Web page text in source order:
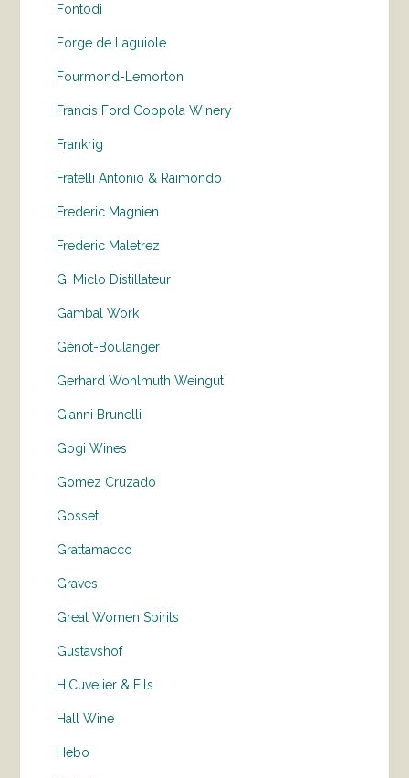
Fontodi
Forge de Laguiole
Fourmond-Lemorton
Francis Ford Coppola Winery
Frankrig
Fratelli Antonio & Raimondo
Frederic Magnien
Frederic Maletrez
G. Miclo Distillateur
Gambal Work
Génot-Boulanger
Gerhard Wohlmuth Weingut
Gianni Brunelli
Gogi Wines
Gomez Cruzado
Gosset
Grattamacco
Graves
Great Women Spirits
Gustavshof
H.Cuvelier & Fils
Hall Wine
Hebo